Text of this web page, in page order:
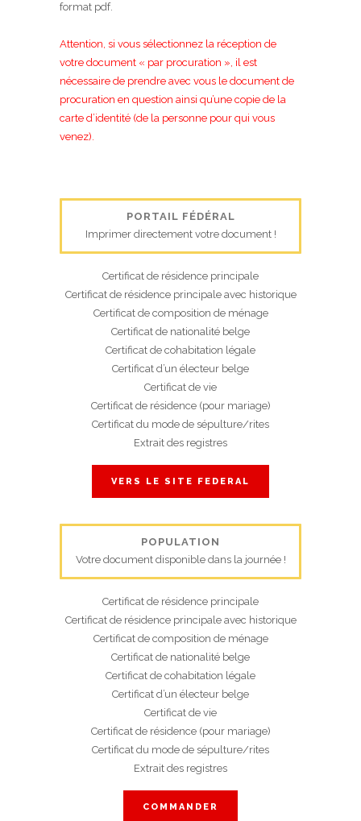
format pdf.
Attention, si vous sélectionnez la réception de
votre document « par procuration », il est
nécessaire de prendre avec vous le document de
procuration en question ainsi qu’une copie de la
carte d’identité (de la personne pour qui vous
venez).
PORTAIL FÉDÉRAL
Imprimer directement votre document !
Certificat de résidence principale
Certificat de résidence principale avec historique
Certificat de composition de ménage
Certificat de nationalité belge
Certificat de cohabitation légale
Certificat d’un électeur belge
Certificat de vie
Certificat de résidence (pour mariage)
Certificat du mode de sépulture/rites
Extrait des registres
VERS LE SITE FEDERAL
POPULATION
Votre document disponible dans la journée !
Certificat de résidence principale
Certificat de résidence principale avec historique
Certificat de composition de ménage
Certificat de nationalité belge
Certificat de cohabitation légale
Certificat d’un électeur belge
Certificat de vie
Certificat de résidence (pour mariage)
Certificat du mode de sépulture/rites
Extrait des registres
COMMANDER